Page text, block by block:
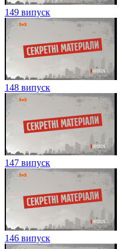
149 випуск
148 випуск
147 випуск
146 випуск